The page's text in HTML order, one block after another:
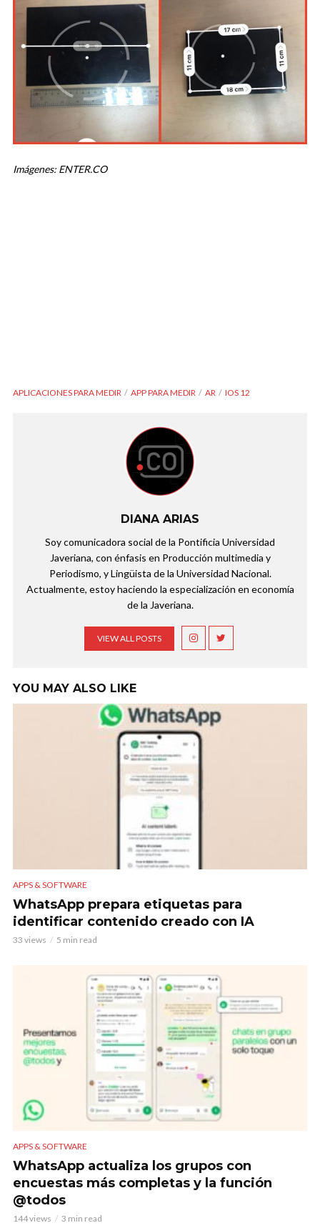
Imágenes: ENTER.CO
APLICACIONES PARA MEDIR APP PARA MEDIR AR IOS 12
DIANA ARIAS
Soy comunicadora social de la Pontificia Universidad
Javeriana, con énfasis en Producción multimedia y
Periodismo, y Lingüista de la Universidad Nacional.
Actualmente, estoy haciendo la especialización en economía
de la Javeriana.
VIEW ALL POSTS
YOU MAY ALSO LIKE
APPS & SOFTWARE
WhatsApp prepara etiquetas para
identificar contenido creado con IA
33 views 5 min read
APPS & SOFTWARE
WhatsApp actualiza los grupos con
encuestas más completas y la función
@todos
144 views 3 min read